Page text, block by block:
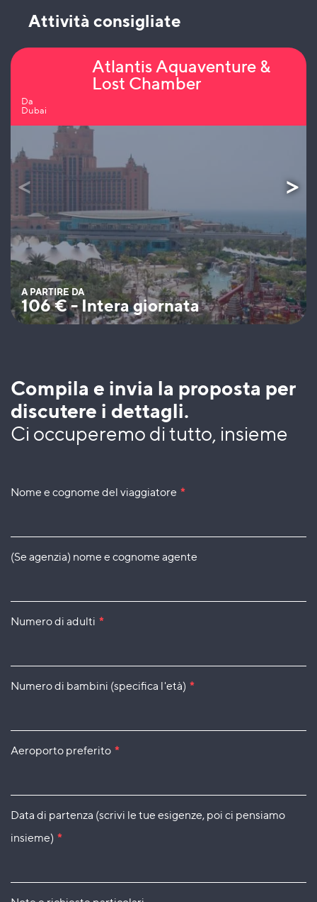
Attività consigliate
Da
Dubai
Atlantis Aquaventure &
Lost Chamber
A PARTIRE DA
106€-Intera giornata
Compila e invia la proposta per
discutere i dettagli.
Ci occuperemo di tutto, insieme
Nome e cognome del viaggiatore *
(Se agenzia) nome e cognome agente
Numero di adulti *
Numero di bambini (specifica l'età) *
Aeroporto preferito *
Data di partenza (scrivi le tue esigenze, poi ci pensiamo
insieme) *